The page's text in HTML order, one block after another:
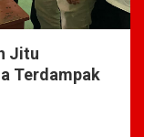
Jitu
Terdampak